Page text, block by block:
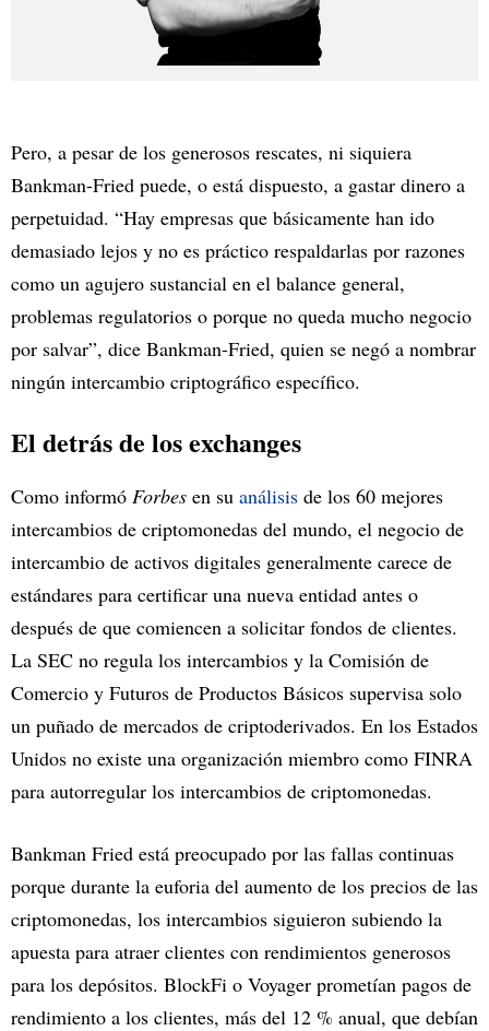
Pero, a pesar de los generosos rescates, ni siquiera
Bankman-Fried puede, o está dispuesto, a gastar dinero a
perpetuidad. “Hay empresas que básicamente han ido
demasiado lejos y no es práctico respaldarlas por razones
como un agujero sustancial en el balance general,
problemas regulatorios o porque no queda mucho negocio
por salvar”, dice Bankman-Fried, quien se negó a nombrar
ningún intercambio criptográfico específico.
El detrás de los exchanges
Como informó Forbes en su análisis de los 60 mejores
intercambios de criptomonedas del mundo, el negocio de
intercambio de activos digitales generalmente carece de
estándares para certificar una nueva entidad antes o
después de que comiencen a solicitar fondos de clientes.
La SEC no regula los intercambios y la Comisión de
Comercio y Futuros de Productos Básicos supervisa solo
un puñado de mercados de criptoderivados. En los Estados
Unidos no existe una organización miembro como FINRA
para autorregular los intercambios de criptomonedas.
Bankman Fried está preocupado por las fallas continuas
porque durante la euforia del aumento de los precios de las
criptomonedas, los intercambios siguieron subiendo la
apuesta para atraer clientes con rendimientos generosos
para los depósitos. BlockFi o Voyager prometían pagos de
rendimiento a los clientes, más del 12 % anual, que debían